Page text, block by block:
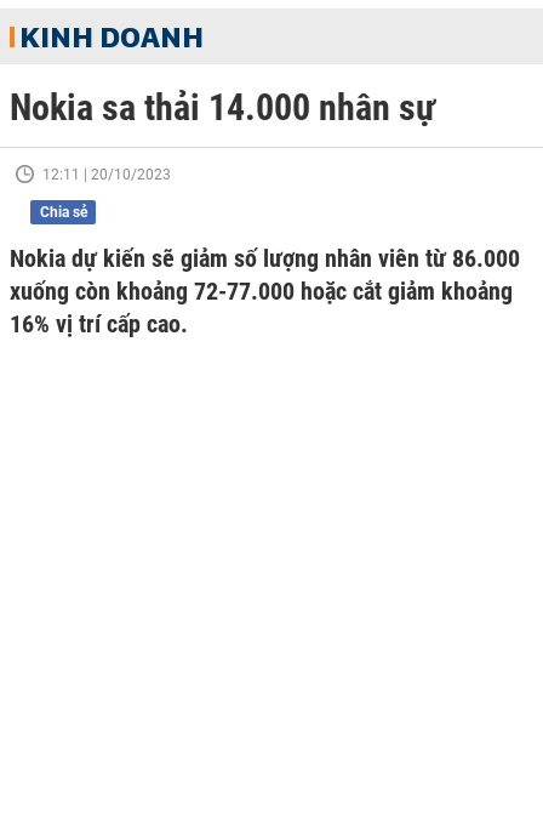
KINH DOANH
Nokia sa thải 14.000 nhân sự
12:11 | 20/10/2023
Chia sẻ
Nokia dự kiến ​​​​sẽ giảm số lượng nhân viên từ 86.000
xuống còn khoảng 72-77.000 hoặc cắt giảm khoảng
16% vị trí cấp cao.